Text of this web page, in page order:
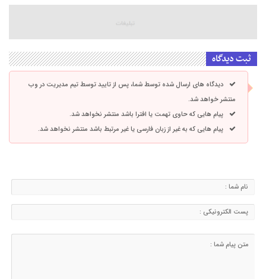
ثبت دیدگاه
دیدگاه های ارسال شده توسط شما، پس از تایید توسط تیم مدیریت در وب
منتشر خواهد شد.
پیام هایی که حاوی تهمت یا افترا باشد منتشر نخواهد شد.
پیام هایی که به غیر از زبان فارسی یا غیر مرتبط باشد منتشر نخواهد شد.